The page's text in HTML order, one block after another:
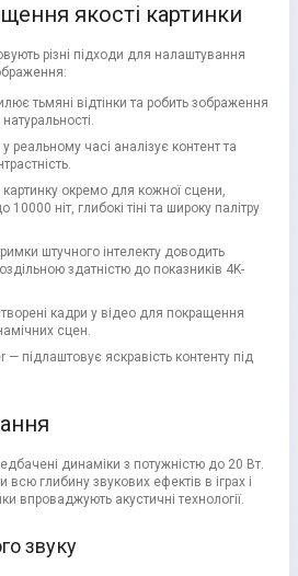
якості картинки
різні підходи для налаштування
тьмяні відтінки та робить зображення
реальному часі аналізує контент та
окремо для кожної сцени,
ніт, глибокі тіні та широку палітру
штучного інтелекту доводить
здатністю до показників 4K-
кадри у відео для покращення
сцен.
підлаштовує яскравість контенту під
динаміки з потужністю до 20 Вт.
глибину звукових ефектів в іграх і
впроваджують акустичні технології.
звуку